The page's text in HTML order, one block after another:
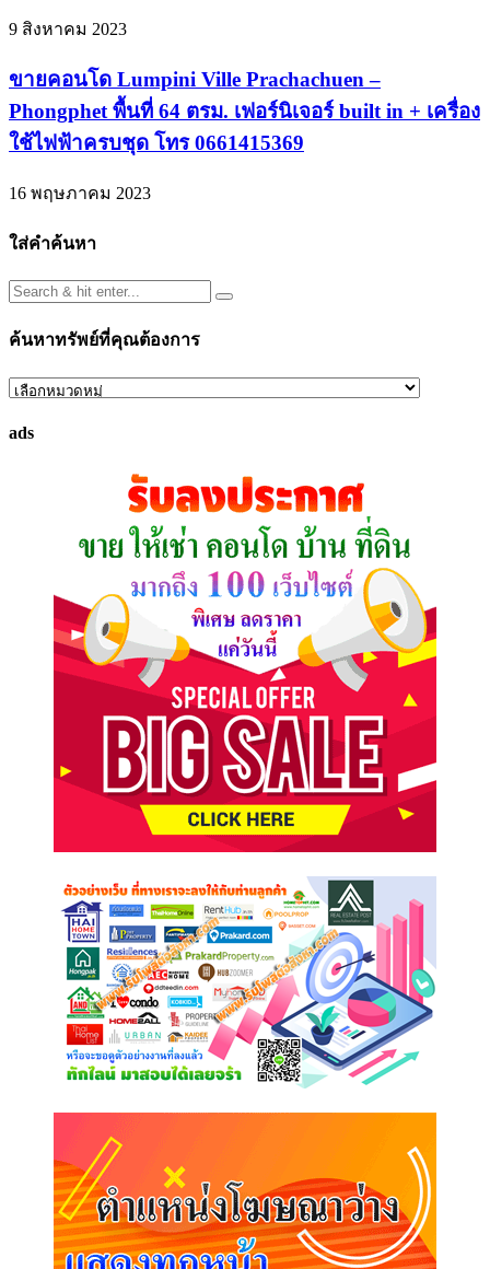
9 สิงหาคม 2023
ขายคอนโด Lumpini Ville Prachachuen –
Phongphet พื้นที่ 64 ตรม. เฟอร์นิเจอร์ built in + เครื่อง
ใช้ไฟฟ้าครบชุด โทร 0661415369
16 พฤษภาคม 2023
ใส่คำค้นหา
ค้นหาทรัพย์ที่คุณต้องการ
ค้นหา
ที่
ads